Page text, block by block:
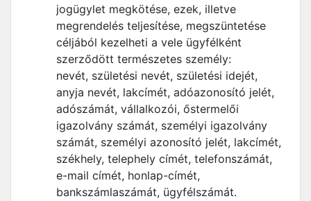
jogügylet megkötése, ezek, illetve
megrendelés teljesítése, megszüntetése
céljából kezelheti a vele ügyfélként
szerződött természetes személy:
nevét, születési nevét, születési idejét,
anyja nevét, lakcímét, adóazonosító jelét,
adószámát, vállalkozói, őstermelői
igazolvány számát, személyi igazolvány
számát, személyi azonosító jelét, lakcímét,
székhely, telephely címét, telefonszámát,
e-mail címét, honlap-címét,
bankszámlaszámát, ügyfélszámát.